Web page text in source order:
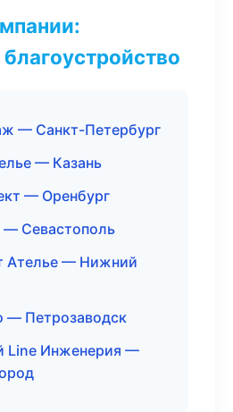
— Санкт-Петербург
— Казань
— Оренбург
Севастополь
Ателье — Нижний
— Петрозаводск
Line Инженерия —